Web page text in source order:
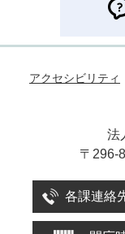
アクセシビリティ
法
〒296-
各課連絡